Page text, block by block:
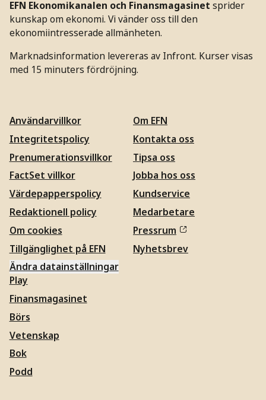
EFN Ekonomikanalen och Finansmagasinet sprider
kunskap om ekonomi. Vi vänder oss till den
ekonomiintresserade allmänheten.
Marknadsinformation levereras av Infront. Kurser visas
med 15 minuters fördröjning.
Användarvillkor
Integritetspolicy
Prenumerationsvillkor
FactSet villkor
Värdepapperspolicy
Redaktionell policy
Om cookies
Tillgänglighet på EFN
Ändra datainställningar
Om EFN
Kontakta oss
Tipsa oss
Jobba hos oss
Kundservice
Medarbetare
Pressrum
Nyhetsbrev
Play
Finansmagasinet
Börs
Vetenskap
Bok
Podd